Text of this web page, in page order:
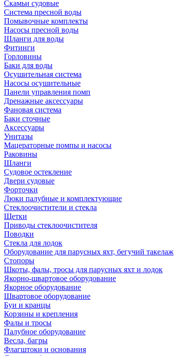
Скамьи судовые
Система пресной воды
Помывочные комплекты
Насосы пресной воды
Шланги для воды
Фитинги
Горловины
Баки для воды
Осушительная система
Насосы осушительные
Панели управления помп
Дренажные аксессуары
Фановая система
Баки сточные
Аксессуары
Унитазы
Мацераторные помпы и насосы
Раковины
Шланги
Судовое остекление
Двери судовые
Форточки
Люки палубные и комплектующие
Стеклоочистители и стекла
Щетки
Приводы стеклоочистителя
Поводки
Стекла для лодок
Оборудование для парусных яхт, бегучий такелаж
Стопоры
Шкоты, фалы, тросы для парусных яхт и лодок
Якорно-швартовое оборудование
Якорное оборудование
Швартовое оборудование
Буи и кранцы
Корзины и крепления
Фалы и тросы
Палубное оборудование
Весла, багры
Флагштоки и основания